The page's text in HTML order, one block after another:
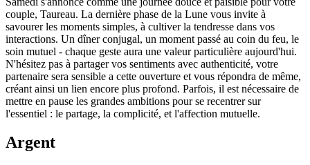
couple, Taureau. La dernière phase de la Lune vous invite à
savourer les moments simples, à cultiver la tendresse dans vos
interactions. Un dîner conjugal, un moment passé au coin du feu, le
soin mutuel - chaque geste aura une valeur particulière aujourd'hui.
N'hésitez pas à partager vos sentiments avec authenticité, votre
partenaire sera sensible a cette ouverture et vous répondra de même,
créant ainsi un lien encore plus profond. Parfois, il est nécessaire de
mettre en pause les grandes ambitions pour se recentrer sur
l'essentiel : le partage, la complicité, et l'affection mutuelle.
Argent